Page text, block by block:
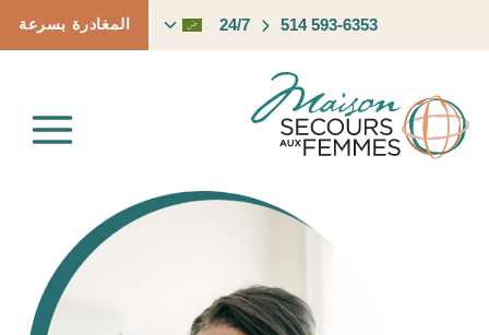
24/7 514 593-6353
تبديل
القائمة
المغادرة بسرعة